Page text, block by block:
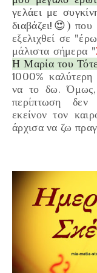
γελάει με
διαβάζει!😍 ) που
εξελιχθεί σε
μάλιστα σήμερα "
Η Μαρία του
1000% καλύτερη
να το δω. Όμως,
περίπτωση δεν
εκείνον τον
άρχισα να ζω